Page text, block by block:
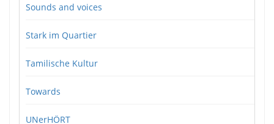
Sounds and voices
Stark im Quartier
Tamilische Kultur
Towards
UNerHÖRT